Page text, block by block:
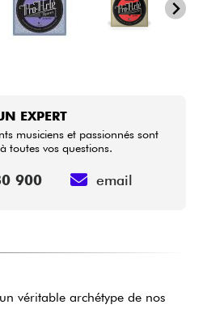
• Star'SMusic LYON
EXPERT
musiciens et passionnés sont
toutes vos questions.
900 email
véritable archétype de nos